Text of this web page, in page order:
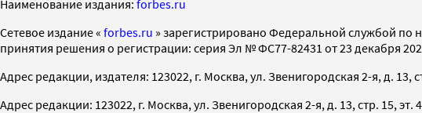
Наименование издания: forbes.ru
Cетевое издание « forbes.ru » зарегистрировано Федеральной службой по
принятия решения о регистрации: серия Эл № ФС77-82431 от 23 декабря
Адрес редакции, издателя: 123022, г. Москва, ул. Звенигородская 2-я, д. 13,
Адрес редакции: 123022, г. Москва, ул. Звенигородская 2-я, д. 13, стр. 15, эт.